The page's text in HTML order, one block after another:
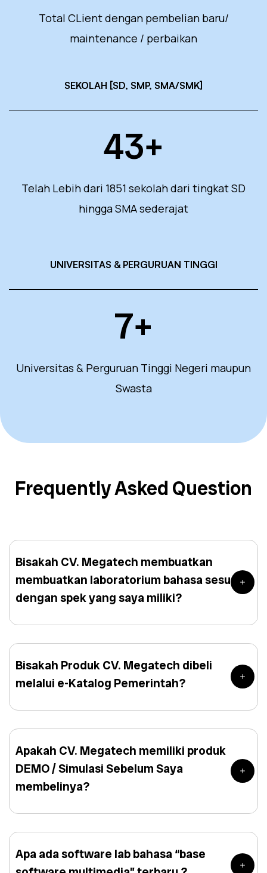
Total CLient dengan pembelian baru/
maintenance / perbaikan
SEKOLAH [SD, SMP, SMA/SMK]
43+
Telah Lebih dari 1851 sekolah dari tingkat SD
hingga SMA sederajat
UNIVERSITAS & PERGURUAN TINGGI
7+
Universitas & Perguruan Tinggi Negeri maupun
Swasta
Frequently Asked Question
Bisakah CV. Megatech membuatkan
membuatkan laboratorium bahasa sesuai
dengan spek yang saya miliki?
Bisakah Produk CV. Megatech dibeli
melalui e-Katalog Pemerintah?
Apakah CV. Megatech memiliki produk
DEMO / Simulasi Sebelum Saya
membelinya?
Apa ada software lab bahasa “base